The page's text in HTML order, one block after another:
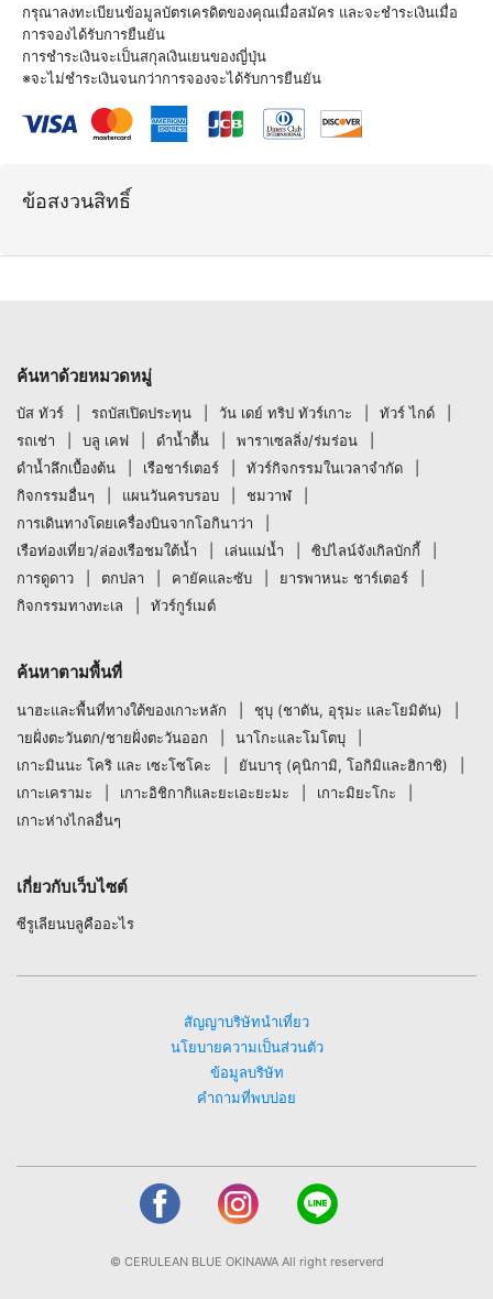
กรุณาลงทะเบียนข้อมูลบัตรเครดิตของคุณเมื่อสมัคร และจะชำระเงินเมื่อ
การจองได้รับการยืนยัน
การชำระเงินจะเป็นสกุลเงินเยนของญี่ปุ่น
※จะไม่ชำระเงินจนกว่าการจองจะได้รับการยืนยัน
ข้อสงวนสิทธิ์
ค้นหาด้วยหมวดหมู่
บัส ทัวร์ รถบัสเปิดประทุน วัน เดย์ ทริป ทัวร์เกาะ
ทัวร์ ไกด์
รถเช่า
บลู เคฟ ดำน้ำตื้น
พาราเซลลิ่ง/ร่มร่อน
ดำน้ำลึกเบื้องต้น
เรือชาร์เตอร์
ทัวร์กิจกรรมในเวลาจำกัด
กิจกรรมอื่นๆ
แผนวันครบรอบ
ชมวาฬ
การเดินทางโดยเครื่องบินจากโอกินาว่า
เรือท่องเที่ยว/ล่องเรือชมใต้น้ำ
เล่นแม่น้ำ
ซิปไลน์จังเกิลบักกี้
การดูดาว
ตกปลา คายัคและซับ
ยารพาหนะ ชาร์เตอร์
กิจกรรมทางทะเล
ทัวร์กูร์เมต์
ค้นหาตามพื้นที่
นาฮะและพื้นที่ทางใต้ของเกาะหลัก
ชุบุ (ชาตัน, อุรุมะ และโยมิตัน)
ายฝั่งตะวันตก/ชายฝั่งตะวันออก
นาโกะและโมโตบุ
เกาะมินนะ โคริ และ เซะโซโคะ
ยันบารุ (คุนิกามิ, โอกิมิและฮิกาชิ)
เกาะเครามะ
เกาะอิชิกากิและยะเอะยะมะ
เกาะมิยะโกะ
เกาะห่างไกลอื่นๆ
เกี่ยวกับเว็บไซต์
ซีรูเลียนบลูคืออะไร
สัญญาบริษัทนำเที่ยว
นโยบายความเป็นส่วนตัว
ข้อมูลบริษัท
คำถามที่พบบ่อย
© CERULEAN BLUE OKINAWA All right reserverd